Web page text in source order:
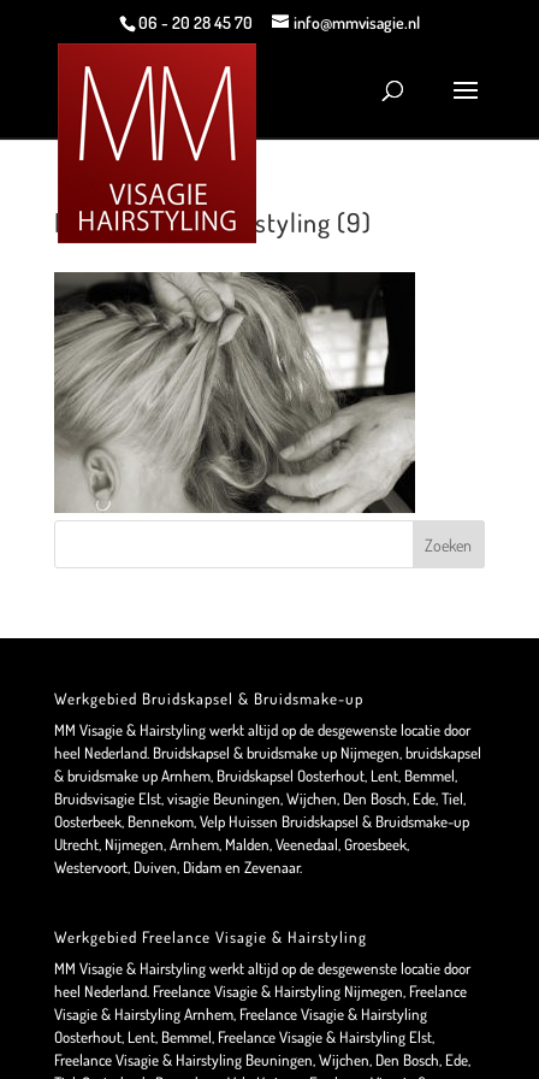
06 - 20 28 45 70 info@mmvisagie.nl
MM Visagie & Hairstyling (9)
Werkgebied Bruidskapsel & Bruidsmake-up
MM Visagie & Hairstyling werkt altijd op de desgewenste locatie door
heel Nederland. Bruidskapsel & bruidsmake up Nijmegen, bruidskapsel
& bruidsmake up Arnhem, Bruidskapsel Oosterhout, Lent, Bemmel,
Bruidsvisagie Elst, visagie Beuningen, Wijchen, Den Bosch, Ede, Tiel,
Oosterbeek, Bennekom, Velp Huissen Bruidskapsel & Bruidsmake-up
Utrecht, Nijmegen, Arnhem, Malden, Veenedaal, Groesbeek,
Westervoort, Duiven, Didam en Zevenaar.
Werkgebied Freelance Visagie & Hairstyling
MM Visagie & Hairstyling werkt altijd op de desgewenste locatie door
heel Nederland. Freelance Visagie & Hairstyling Nijmegen, Freelance
Visagie & Hairstyling Arnhem, Freelance Visagie & Hairstyling
Oosterhout, Lent, Bemmel, Freelance Visagie & Hairstyling Elst,
Freelance Visagie & Hairstyling Beuningen, Wijchen, Den Bosch, Ede,